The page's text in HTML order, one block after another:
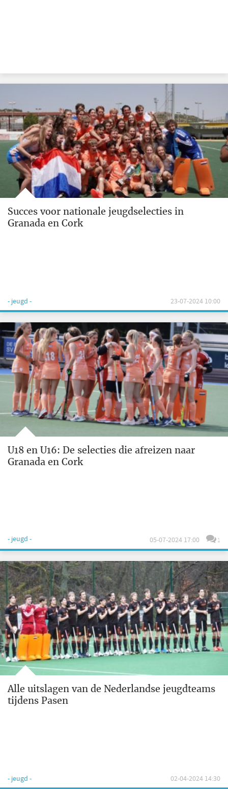
Succes voor nationale jeugdselecties in
Granada en Cork
- jeugd - 23-07-2024 10:00
U18 en U16: De selecties die afreizen naar
Granada en Cork
- jeugd - 05-07-2024 17:00 1
Alle uitslagen van de Nederlandse jeugdteams
tijdens Pasen
- jeugd - 02-04-2024 14:30